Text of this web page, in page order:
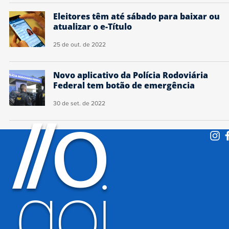
Eleitores têm até sábado para baixar ou
atualizar o e-Título
25 de out. de 2022
Novo aplicativo da Polícia Rodoviária
Federal tem botão de emergência
30 de set. de 2022
//O